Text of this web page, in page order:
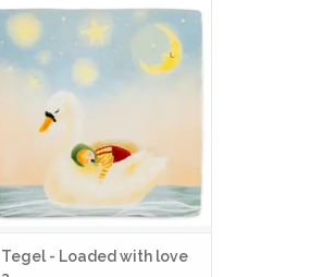
TOEVOEGEN AAN WINKELWAGEN
Tegel - Loaded with love